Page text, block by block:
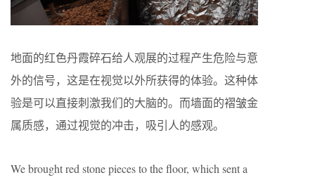
地面的红色丹霞碎石给人观展的过程产生危险与意
外的信号，这是在视觉以外所获得的体验。这种体
验是可以直接刺激我们的大脑的。而墙面的褶皱金
属质感，通过视觉的冲击，吸引人的感观。
We brought red stone pieces to the floor, which sent a